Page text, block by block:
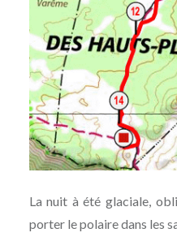
La nuit à été glaciale,
porter le polaire dans les